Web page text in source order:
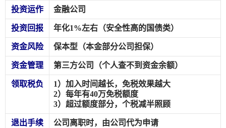
投资运作 金融公司
投资回报 年化1%左右（安全性高的国债类）
资金风险 保本型（本金部分公司担保）
资金管理 第三方公司（个人查不到资金余额）
领取税负
1）加入时间越长，免税效果越大
2）每年有40万免税额度
3）超过额度部分，个税减半照顾
退出手续 公司离职时，由公司代为申请